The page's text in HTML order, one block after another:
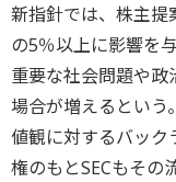
新指針では、株主提
の5％以上に影響を
重要な社会問題や政
場合が増えるという
値観に対するバック
権のもとSECもその